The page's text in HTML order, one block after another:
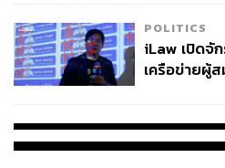
ความรู้สึกเมื่อเราอยู่ในสภาวะปก
สภาวะวิกฤต เพราะฉะนั้นมันไม่มี
ไปตัดสินเขา
สัญญาณบอกเหตุว่าคนใกล้ตัวอา
อะไร
POLITICS
iLaw เปิดจั
เครือข่ายผู้